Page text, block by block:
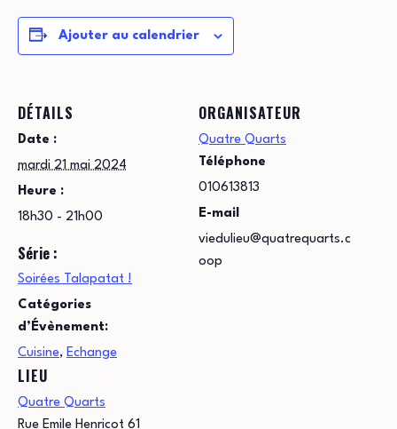
Ajouter au calendrier
DÉTAILS
Date :
mardi 21 mai 2024
Heure :
18h30 - 21h00
Série :
Soirées Talapatat !
Catégories
d’Évènement:
Cuisine, Echange
LIEU
Quatre Quarts
Rue Emile Henricot 61
ORGANISATEUR
Quatre Quarts
Téléphone
010613813
E-mail
viedulieu@quatrequarts.c
oop